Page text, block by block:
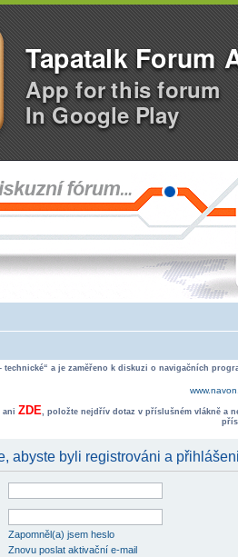
Tapatalk Forum
App for this forum
In Google Play
a je zaměřeno k diskuzi o navigačních
ani ZDE, položte nejdřív dotaz v příslušném vlákně a
abyste byli registrováni a
Zapomněl(a) jsem heslo
Znovu poslat aktivační e-mail